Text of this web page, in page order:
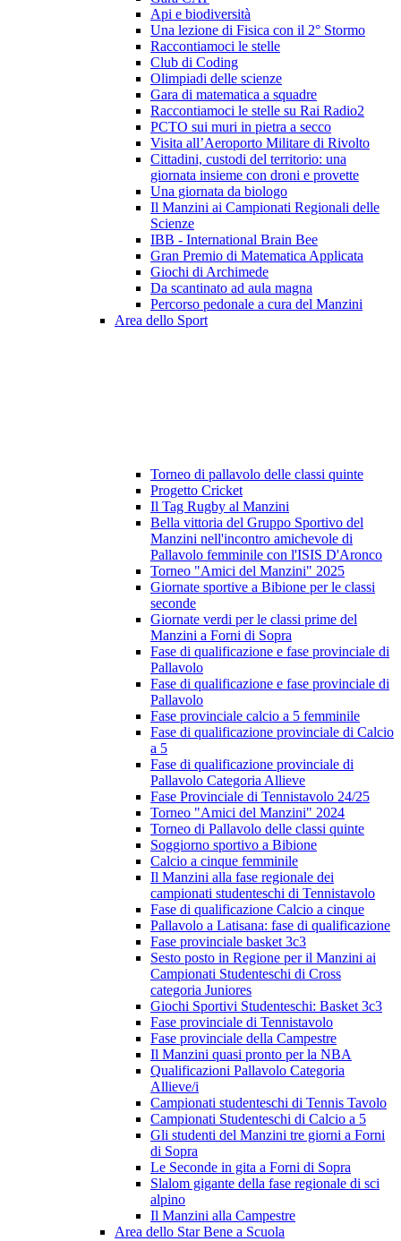
Api e biodiversità
Una lezione di Fisica con il 2° Stormo
Raccontiamoci le stelle
Club di Coding
Olimpiadi delle scienze
Gara di matematica a squadre
Raccontiamoci le stelle su Rai Radio2
PCTO sui muri in pietra a secco
Visita all’Aeroporto Militare di Rivolto
Cittadini, custodi del territorio: una
giornata insieme con droni e provette
Una giornata da biologo
Il Manzini ai Campionati Regionali delle
Scienze
IBB - International Brain Bee
Gran Premio di Matematica Applicata
Giochi di Archimede
Da scantinato ad aula magna
Percorso pedonale a cura del Manzini
Area dello Sport
Torneo di pallavolo delle classi quinte
Progetto Cricket
Il Tag Rugby al Manzini
Bella vittoria del Gruppo Sportivo del
Manzini nell'incontro amichevole di
Pallavolo femminile con l'ISIS D'Aronco
Torneo "Amici del Manzini" 2025
Giornate sportive a Bibione per le classi
seconde
Giornate verdi per le classi prime del
Manzini a Forni di Sopra
Fase di qualificazione e fase provinciale di
Pallavolo
Fase di qualificazione e fase provinciale di
Pallavolo
Fase provinciale calcio a 5 femminile
Fase di qualificazione provinciale di Calcio
a 5
Fase di qualificazione provinciale di
Pallavolo Categoria Allieve
Fase Provinciale di Tennistavolo 24/25
Torneo "Amici del Manzini" 2024
Torneo di Pallavolo delle classi quinte
Soggiorno sportivo a Bibione
Calcio a cinque femminile
Il Manzini alla fase regionale dei
campionati studenteschi di Tennistavolo
Fase di qualificazione Calcio a cinque
Pallavolo a Latisana: fase di qualificazione
Fase provinciale basket 3c3
Sesto posto in Regione per il Manzini ai
Campionati Studenteschi di Cross
categoria Juniores
Giochi Sportivi Studenteschi: Basket 3c3
Fase provinciale di Tennistavolo
Fase provinciale della Campestre
Il Manzini quasi pronto per la NBA
Qualificazioni Pallavolo Categoria
Allieve/i
Campionati studenteschi di Tennis Tavolo
Campionati Studenteschi di Calcio a 5
Gli studenti del Manzini tre giorni a Forni
di Sopra
Le Seconde in gita a Forni di Sopra
Slalom gigante della fase regionale di sci
alpino
Il Manzini alla Campestre
Area dello Star Bene a Scuola